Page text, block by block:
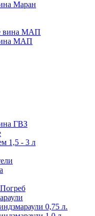
Маран
вина МАП
МАП
ГВЗ
1,5 - 3 л
0,75 л.